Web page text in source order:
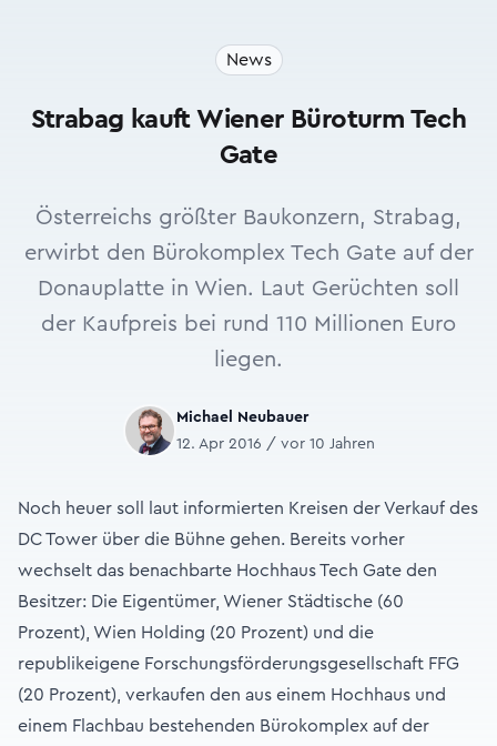
News
Strabag kauft Wiener Büroturm Tech
Gate
Österreichs größter Baukonzern, Strabag,
erwirbt den Bürokomplex Tech Gate auf der
Donauplatte in Wien. Laut Gerüchten soll
der Kaufpreis bei rund 110 Millionen Euro
liegen.
Michael Neubauer
12. Apr 2016 / vor 10 Jahren
Noch heuer soll laut informierten Kreisen der Verkauf des
DC Tower über die Bühne gehen. Bereits vorher
wechselt das benachbarte Hochhaus Tech Gate den
Besitzer: Die Eigentümer, Wiener Städtische (60
Prozent), Wien Holding (20 Prozent) und die
republikeigene Forschungsförderungsgesellschaft FFG
(20 Prozent), verkaufen den aus einem Hochhaus und
einem Flachbau bestehenden Bürokomplex auf der